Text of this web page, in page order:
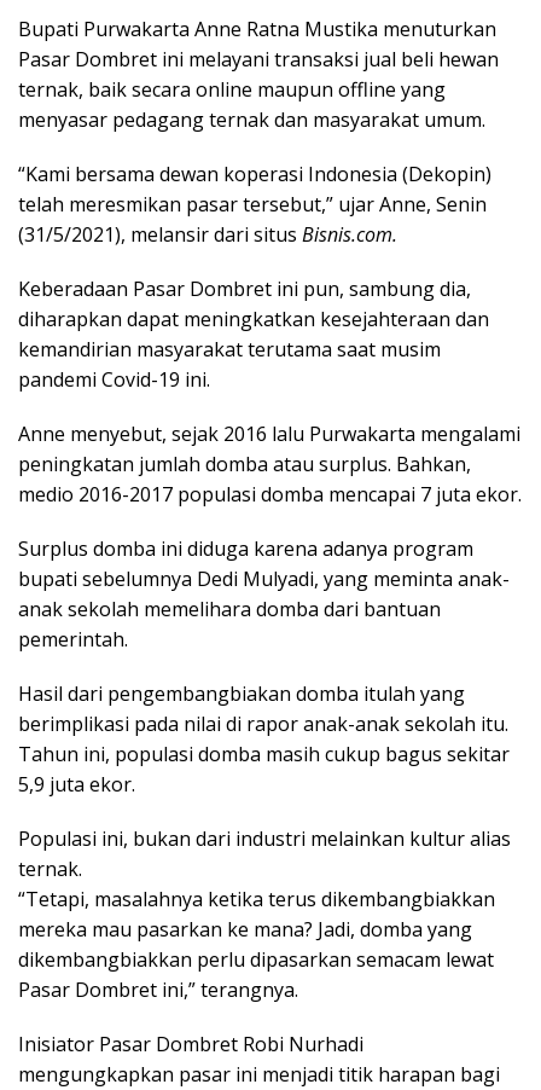
Bupati Purwakarta Anne Ratna Mustika menuturkan
Pasar Dombret ini melayani transaksi jual beli hewan
ternak, baik secara online maupun offline yang
menyasar pedagang ternak dan masyarakat umum.
“Kami bersama dewan koperasi Indonesia (Dekopin)
telah meresmikan pasar tersebut,” ujar Anne, Senin
(31/5/2021), melansir dari situs Bisnis.com.
Keberadaan Pasar Dombret ini pun, sambung dia,
diharapkan dapat meningkatkan kesejahteraan dan
kemandirian masyarakat terutama saat musim
pandemi Covid-19 ini.
Anne menyebut, sejak 2016 lalu Purwakarta mengalami
peningkatan jumlah domba atau surplus. Bahkan,
medio 2016-2017 populasi domba mencapai 7 juta ekor.
Surplus domba ini diduga karena adanya program
bupati sebelumnya Dedi Mulyadi, yang meminta anak-
anak sekolah memelihara domba dari bantuan
pemerintah.
Hasil dari pengembangbiakan domba itulah yang
berimplikasi pada nilai di rapor anak-anak sekolah itu.
Tahun ini, populasi domba masih cukup bagus sekitar
5,9 juta ekor.
Populasi ini, bukan dari industri melainkan kultur alias
ternak.
“Tetapi, masalahnya ketika terus dikembangbiakkan
mereka mau pasarkan ke mana? Jadi, domba yang
dikembangbiakkan perlu dipasarkan semacam lewat
Pasar Dombret ini,” terangnya.
Inisiator Pasar Dombret Robi Nurhadi
mengungkapkan pasar ini menjadi titik harapan bagi